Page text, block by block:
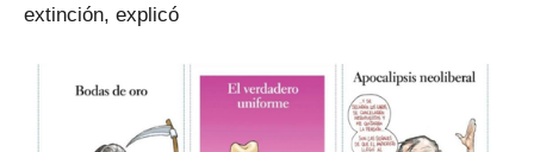
extinción, explicó